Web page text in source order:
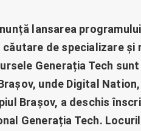
lansarea
căutare de specializare
Generația Tech
unde Digital
Brașov, a deschis
Generația Tech.